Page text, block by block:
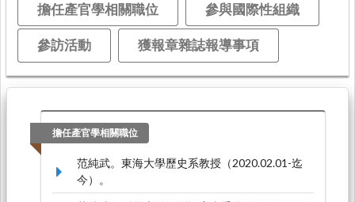
擔任產官學相關職位 參與國際性組織
參訪活動 獲報章雜誌報導事項
擔任產官學相關職位
范純武。東海大學歷史系教授（2020.02.01-迄
今）。